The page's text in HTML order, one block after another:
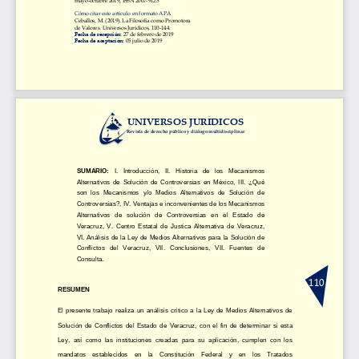
Cómo citar este artículo en formato APA
Ceballos, M. (2019). La Filosofía como Promotora
de Valores. Universos Jurídicos, 110- 144.
Fecha de recepción: 27 de febrero de 2019
Fecha de aceptación: 05 julio de 2019
110
UNIVERSOS JURÍDICOS
Revista de derecho público y diálogo multidisciplinar
SUMARIO:
I.   Introducción,   II.   Historia   de   los   Mecanismos
Alternativos  de  Solución  de  Controversias  en  México,  III.  ¿Qué
son  los Mecanismos  y/o  Medios  Alternativos  de  Solución  de
Controversias?, IV. Ventajas e inconvenientes de los Mecanismos
Alternativos   de   solución   de   Controversias   en   el   Estado   de
Veracruz,  V.  Centro  Estatal  de  Justica  Alternativa  de  Veracruz,
VI. Análisis  de la L ey de Medios Alternativos para  la Solución  de
Conflictos   del   Veracruz,   VII.   Conclusiones,   VII.   Fuentes   de
Consulta.
RESUMEN
El  presente  trabajo  realiza  un  análisis  crítico  a  la  Ley  de  Medios  Alternativos  de
Solución  de  Conflictos  del  Estado  de  Veracruz,  con  el  fin  de  determinar  si  esta
Ley,  así  como  las  instituciones  creadas  para  su  aplicación,  cumplen  con  los
mandatos    establecidos    en    la    Constitución    Federal    y    en    los    Tratados